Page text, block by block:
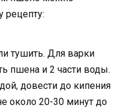
рецепту:
тушить. Для варки
пшена и 2 части воды.
довести до кипения
около 20-30 минут до